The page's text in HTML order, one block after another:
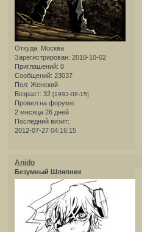
Откуда: Москва
Зарегистрирован: 2010-10-02
Приглашений: 0
Сообщений: 23037
Пол: Женский
Возраст: 32 [1993-08-15]
Провел на форуме:
2 месяца 26 дней
Последний визит:
2012-07-27 04:16:15
Anido
Безумный Шляпник